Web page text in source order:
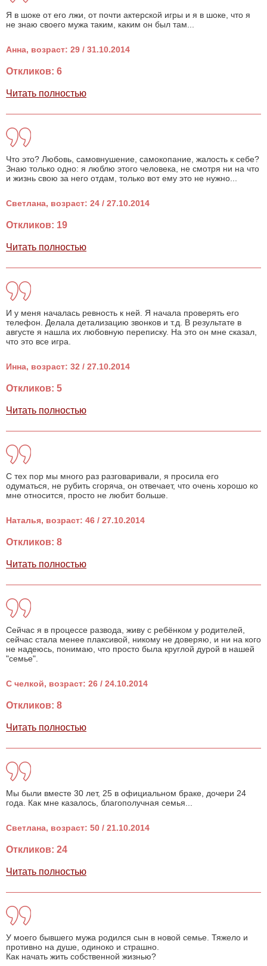
Я в шоке от его лжи, от почти актерской игры и я в шоке, что я
не знаю своего мужа таким, каким он был там...
Анна, возраст: 29 / 31.10.2014
Откликов: 6
Читать полностью
Что это? Любовь, самовнушение, самокопание, жалость к себе?
Знаю только одно: я люблю этого человека, не смотря ни на что
и жизнь свою за него отдам, только вот ему это не нужно...
Светлана, возраст: 24 / 27.10.2014
Откликов: 19
Читать полностью
И у меня началась ревность к ней. Я начала проверять его
телефон. Делала детализацию звонков и т.д. В результате в
августе я нашла их любовную переписку. На это он мне сказал,
что это все игра.
Инна, возраст: 32 / 27.10.2014
Откликов: 5
Читать полностью
С тех пор мы много раз разговаривали, я просила его
одуматься, не рубить сгоряча, он отвечает, что очень хорошо ко
мне относится, просто не любит больше.
Наталья, возраст: 46 / 27.10.2014
Откликов: 8
Читать полностью
Сейчас я в процессе развода, живу с ребёнком у родителей,
сейчас стала менее плаксивой, никому не доверяю, и ни на кого
не надеюсь, понимаю, что просто была круглой дурой в нашей
"семье".
С челкой, возраст: 26 / 24.10.2014
Откликов: 8
Читать полностью
Мы были вместе 30 лет, 25 в официальном браке, дочери 24
года. Как мне казалось, благополучная семья...
Светлана, возраст: 50 / 21.10.2014
Откликов: 24
Читать полностью
У моего бывшего мужа родился сын в новой семье. Тяжело и
противно на душе, одиноко и страшно.
Как начать жить собственной жизнью?